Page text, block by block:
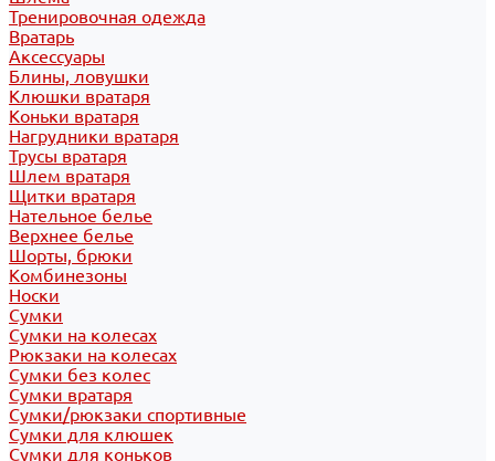
Тренировочная одежда
Вратарь
Аксессуары
Блины, ловушки
Клюшки вратаря
Коньки вратаря
Нагрудники вратаря
Трусы вратаря
Шлем вратаря
Щитки вратаря
Нательное белье
Верхнее белье
Шорты, брюки
Комбинезоны
Носки
Сумки
Сумки на колесах
Рюкзаки на колесах
Сумки без колес
Сумки вратаря
Сумки/рюкзаки спортивные
Сумки для клюшек
Сумки для коньков